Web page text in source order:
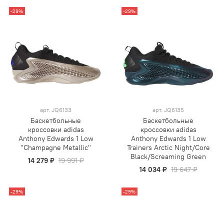
-29%
арт. JQ6133
Баскетбольные
кроссовки adidas
Anthony Edwards 1 Low
"Champagne Metallic"
14 279 ₽ 19 991 ₽
-29%
арт. JQ6135
Баскетбольные
кроссовки adidas
Anthony Edwards 1 Low
Trainers Arctic Night/Core
Black/Screaming Green
14 034 ₽ 19 647 ₽
-29% -29%